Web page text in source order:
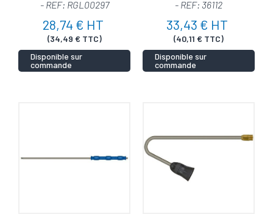
- REF: RGL00297
28,74 € HT
(34,49 € TTC)
Disponible sur
commande
- REF: 36112
33,43 € HT
(40,11 € TTC)
Disponible sur
commande